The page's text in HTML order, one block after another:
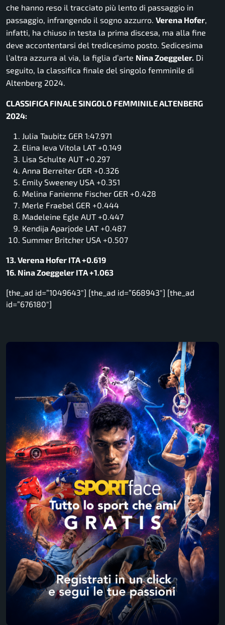
che hanno reso il tracciato più lento di passaggio in
passaggio, infrangendo il sogno azzurro. Verena Hofer
infatti, ha chiuso in testa la prima discesa, ma alla fine
deve accontentarsi del tredicesimo posto. Sedicesima
l’altra azzurra al via, la figlia d’arte Nina Zoeggeler. Di
seguito, la classifica finale del singolo femminile di
Altenberg 2024.
CLASSIFICA FINALE SINGOLO FEMMINILE ALTENBERG
2024:
Julia Taubitz GER 1:47.971
Elina Ieva Vitola LAT +0.149
Lisa Schulte AUT +0.297
Anna Berreiter GER +0.326
Emily Sweeney USA +0.351
Melina Fanienne Fischer GER +0.428
Merle Fraebel GER +0.444
Madeleine Egle AUT +0.447
Kendija Aparjode LAT +0.487
Summer Britcher USA +0.507
13. Verena Hofer ITA +0.619
16. Nina Zoeggeler ITA +1.063
[the_ad id=”1049643″] [the_ad id=”668943″] [the_ad
id=”676180″]